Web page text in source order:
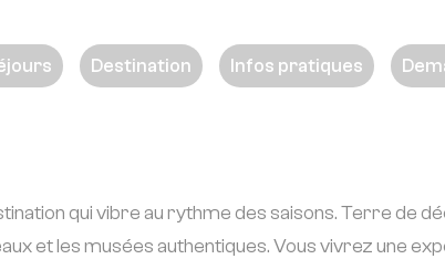
Destination Infos pratiques
qui vibre au rythme des saisons. Terre de
et les musées authentiques. Vous vivrez une